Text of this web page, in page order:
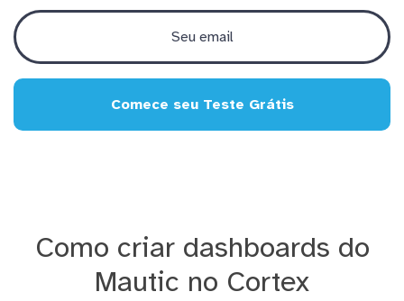
Comece seu Teste Grátis
Como criar dashboards do
Mautic no Cortex